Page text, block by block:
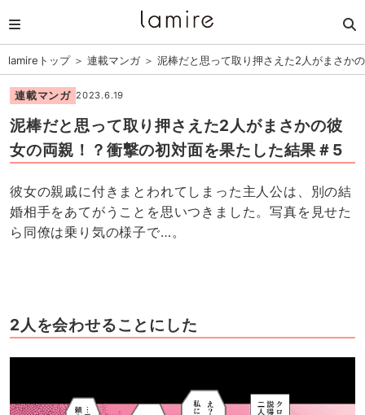
lamireトップ＞ 連載マンガ＞ 泥棒だと思って取り押さえた2人がまさか
連載マンガ 2023.6.19
泥棒だと思って取り押さえた2人がまさかの彼
女の両親！？衝撃の初対面を果たした結果＃5
彼女の親戚に付きまとわれてしまった主人公は、別の結
婚相手をあてがうことを思いつきました。写真を見せた
ら同僚は乗り気の様子で…。
2人を会わせることにした